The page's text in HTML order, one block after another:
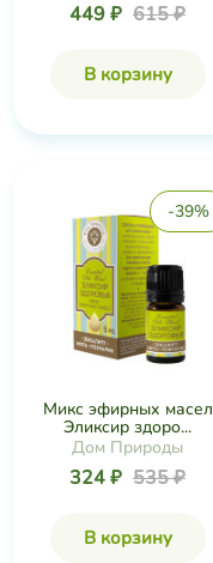
449 ₽ 615 ₽
В корзину
-39%
Микс эфирных масел
Эликсир здоро...
Дом Природы
324 ₽ 535 ₽
В корзину